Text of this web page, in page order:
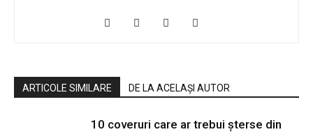
ARTICOLE SIMILARE DE LA ACELAȘI AUTOR
10 coveruri care ar trebui șterse din